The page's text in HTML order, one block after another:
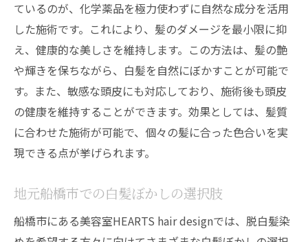
脱白髪染めのプロセスを理解する
新しい自分に出会うためのステップ
ているのが、化学薬品を極力使わずに自然な成分を活用
した施術です。これにより、髪のダメージを最小限に抑
え、健康的な美しさを維持します。この方法は、髪の艶
や輝きを保ちながら、白髪を自然にぼかすことが可能で
す。また、敏感な頭皮にも対応しており、施術後も頭皮
の健康を維持することができます。効果としては、髪質
に合わせた施術が可能で、個々の髪に合った色合いを実
現できる点が挙げられます。
地元船橋市での白髪ぼかしの選択肢
船橋市にある美容室HEARTS hair designでは、脱白髪染